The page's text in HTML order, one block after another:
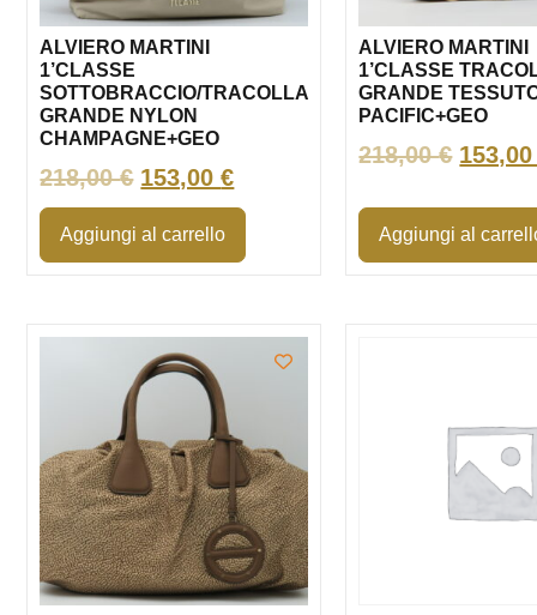
ALVIERO MARTINI
1’CLASSE
SOTTOBRACCIO/TRACOLLA
GRANDE NYLON
CHAMPAGNE+GEO
218,00€ 153,00€
Aggiungi al carrello
ALVIERO MARTINI
1’CLASSE
GRANDE
PACIFIC+GEO
218,00€
Aggiungi al